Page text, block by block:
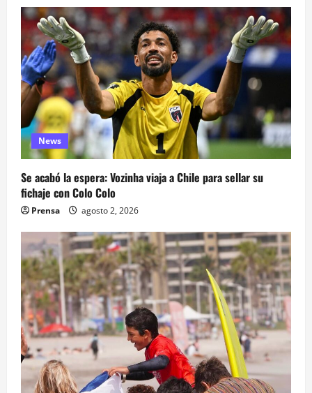
News
Se acabó la espera: Vozinha viaja a Chile para sellar su
fichaje con Colo Colo
Prensa agosto 2, 2026